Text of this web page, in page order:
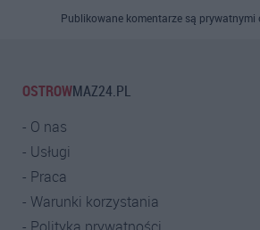
Publikowane komentarze są
OSTROWMAZ24.PL
O nas
Usługi
Praca
Warunki korzystania